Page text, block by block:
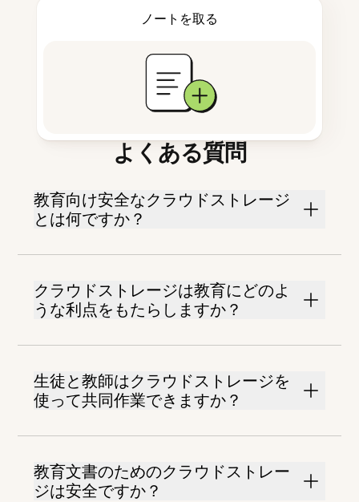
ノートを取る
よくある質問
教育向け安全なクラウドストレージ
とは何ですか？
クラウドストレージは教育にどのよ
うな利点をもたらしますか？
生徒と教師はクラウドストレージを
使って共同作業できますか？
教育文書のためのクラウドストレー
ジは安全ですか？